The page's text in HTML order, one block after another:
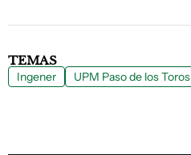
TEMAS
Ingener UPM Paso de los Toros